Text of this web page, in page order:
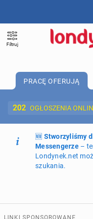
Filtruj
PRACĘ OFERUJĄ
202 OGŁOSZENIA
Dodaj
🆕 Stworzyliśmy
Messengerze–
Londynek.net
szukania.
LINKI SPONSOROWANE